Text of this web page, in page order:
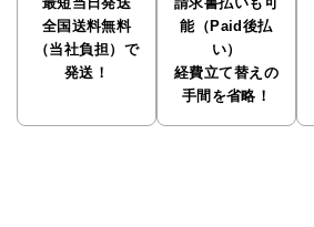
全国送料無料
（当社負担）で
発送！
能（Paid後払
い）
経費立て替えの
手間を省略！